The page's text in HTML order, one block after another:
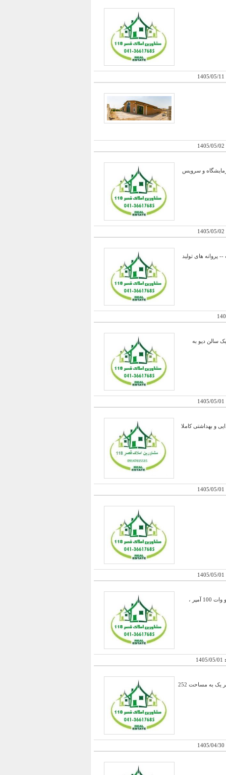
1405/05/11
1405/05/02
1008 متر سالن سوله و با 240 متر بالکن جهت آزمایشگاه و سرویس
1405/05/02
پروانه های تولید
با کاربری غذایی دارای یک سالن سوله اصلی به مساحت 3000 متر و یک سالن دپو به
1405/05/01
به متراژ 2265 متر با زیربنا 1300 متر در زون غذایی و بهداشتی کاملا
1405/05/01
1405/05/01
کارخانه با عرصه ای به مساحت 13000 متر مربع با انشعابات مستقل با 3000 متر زیر بنای اعیانی ، دارای برق 90 کیلو وات 100 آمپر ،
1405/05/01
فروش یک محل کارخانه با 1535 متر سالن بهداشتی با ارتفاع تاج 9 متر به ابعاد 36 متر در 30 و دارای دو بچه سوله ، هر یک به مساحت 252
1405/04/30